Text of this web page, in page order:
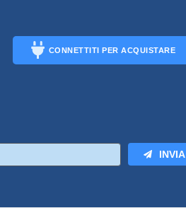
CONNETTITI PER ACQUISTARE
INVIA